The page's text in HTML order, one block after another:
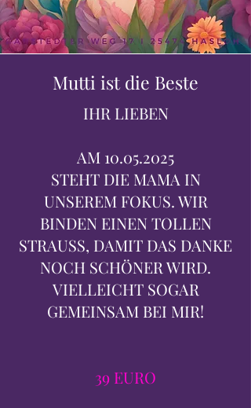
Mutti ist die Beste
IHR LIEBEN
AM 10.05.2025
STEHT DIE MAMA IN
UNSEREM FOKUS. WIR
BINDEN EINEN TOLLEN
STRAUSS, DAMIT DAS DANKE
NOCH SCHÖNER WIRD.
VIELLEICHT SOGAR
GEMEINSAM BEI MIR!
39 EURO